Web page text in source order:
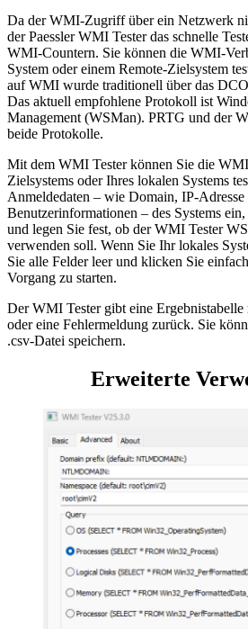
Da der WMI-Zugriff über ein Netzwerk
der Paessler WMI Tester das schnelle
WMI-Countern. Sie können die WMI-
System oder einem Remote-Zielsystem
auf WMI wurde traditionell über das
Das aktuell empfohlene Protokoll ist
Management (WSMan). PRTG und der
beide Protokolle.
Mit dem WMI Tester können Sie die
Zielsystems oder Ihres lokalen Systems
Anmeldedaten – wie Domain, IP-Adresse
Benutzerinformationen – des Systems ein,
und legen Sie fest, ob der WMI Tester
verwenden soll. Wenn Sie Ihr lokales
Sie alle Felder leer und klicken Sie
Vorgang zu starten.
Der WMI Tester gibt eine
oder eine Fehlermeldung zurück. Sie
.csv-Datei speichern.
Erweiterte